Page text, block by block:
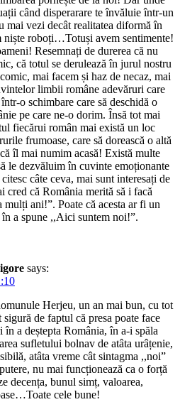
când disperarare te învăluie într-un
mai vezi decât realitatea diformă în
niște roboți…Totuși avem sentimente!
Resemnați de durerea că nu
că totul se derulează în jurul nostru
mai facem și haz de necaz, mai
limbii române adevăruri care
o schimbare care să deschidă o
pe care ne-o dorim. Însă tot mai
fiecărui român mai există un loc
frumoase, care să dorească o altă
îl mai numim acasă! Există multe
le dezvăluim în cuvinte emoționante
câte ceva, mai sunt interesați de
cred că România merită să i facă
mulți ani!”. Poate că acesta ar fi un
a spune ,,Aici suntem noi!”.
says:
Herjeu, un an mai bun, cu tot
de faptul că presa poate face
a deștepta România, în a-i spăla
sufletului bolnav de atâta urâțenie,
atâta vreme cât sintagma ,,noi”
nu mai funcționează ca o forță
decența, bunul simț, valoarea,
cele bune!